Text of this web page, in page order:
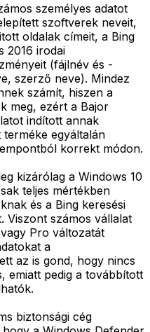
személyes adatot
szoftverek neveit,
oldalak címeit, a Bing
2016 irodai
(fájlnév és -
szerző neve). Mindez
számít, hiszen a
meg, ezért a Bajor
indított annak
egyáltalán
korrekt módon.
kizárólag a Windows 10
teljes mértékben
és a Bing keresési
Viszont számos vállalat
Pro változatát
a
az is gond, hogy nincs
emiatt pedig a továbbított
biztonsági cég